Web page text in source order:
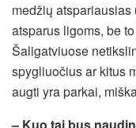
medžių
atsparus ligoms, be
Šaligatviuose
spygliuočius ar kitus
augti yra parkai,